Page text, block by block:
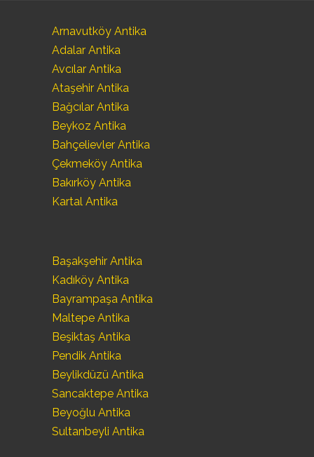
Arnavutköy Antika
Adalar Antika
Avcılar Antika
Ataşehir Antika
Bağcılar Antika
Beykoz Antika
Bahçelievler Antika
Çekmeköy Antika
Bakırköy Antika
Kartal Antika
Başakşehir Antika
Kadıköy Antika
Bayrampaşa Antika
Maltepe Antika
Beşiktaş Antika
Pendik Antika
Beylikdüzü Antika
Sancaktepe Antika
Beyoğlu Antika
Sultanbeyli Antika